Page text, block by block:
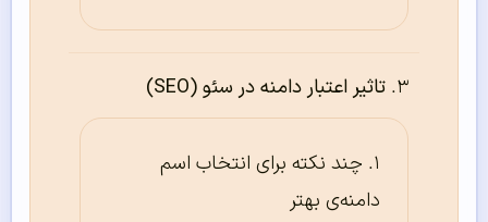
تاثیر اعتبار دامنه در سئو (SEO)
چند نکته برای انتخاب اسم
دامنه‌ی بهتر